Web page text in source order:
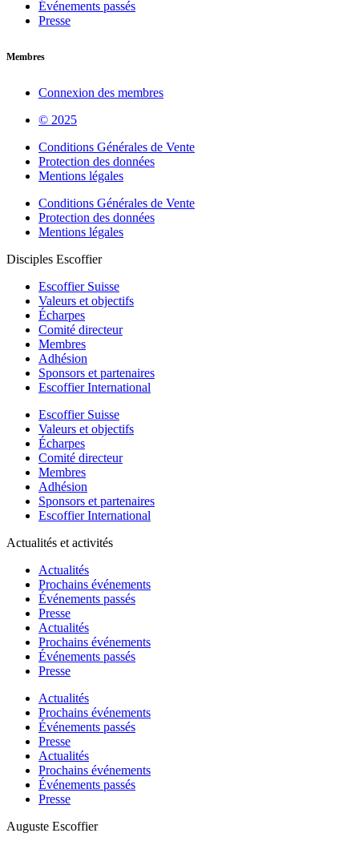
Événements passés
Presse
Membres
Connexion des membres
© 2025
Conditions Générales de Vente
Protection des données
Mentions légales
Conditions Générales de Vente
Protection des données
Mentions légales
Disciples Escoffier
Escoffier Suisse
Valeurs et objectifs
Écharpes
Comité directeur
Membres
Adhésion
Sponsors et partenaires
Escoffier International
Escoffier Suisse
Valeurs et objectifs
Écharpes
Comité directeur
Membres
Adhésion
Sponsors et partenaires
Escoffier International
Actualités et activités
Actualités
Prochains événements
Événements passés
Presse
Actualités
Prochains événements
Événements passés
Presse
Actualités
Prochains événements
Événements passés
Presse
Actualités
Prochains événements
Événements passés
Presse
Auguste Escoffier